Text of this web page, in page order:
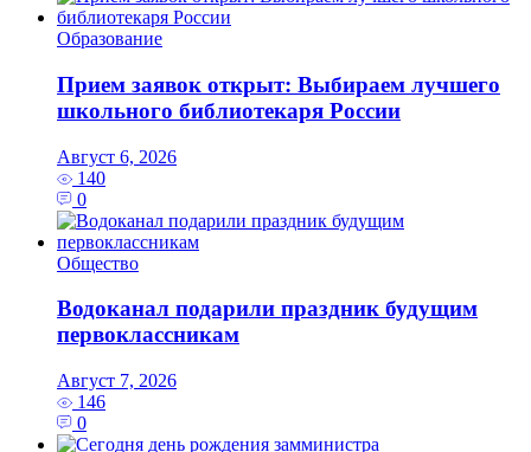
Образование
Прием заявок открыт: Выбираем лучшего
школьного библиотекаря России
Август 6, 2026
140
0
Общество
Водоканал подарили праздник будущим
первоклассникам
Август 7, 2026
146
0